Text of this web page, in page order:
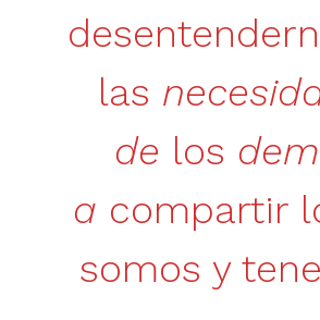
las
de los
a compartir
somos y